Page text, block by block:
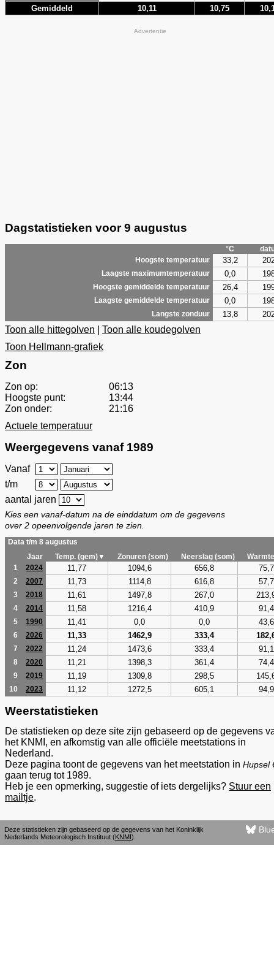
Gemiddeld 10,11 10,75
Advertentie
Dagstatistieken voor 9 augustus
°C
Hoogste temperatuur
33,2
Laagste maximumtemperatuur 0,0
Hoogste gemiddelde temperatuur 26,4
Laagste gemiddelde temperatuur 0,0
Langste zonduur 13,8
Toon alle hittegolven
Toon alle koudegolven
Toon Hellmann-grafiek
Zon
Zon op:
06:13
Hoogste punt:
13:44
Zon onder:
21:16
Actuele temperatuur
Weergegevens vanaf 1989
Vanaf
t/m
aantal jaren
Kies een vanaf-datum na de einddatum om de gegevens
over 2 opeenvolgende jaren te zien.
Data t/m 8 augustus
Jaar
Temp. (gem)▼ Zonuren (som) Neerslag (som)
1
2024 11,77 1094,6 656,8 75,7
2 2007 11,73 1114,8 616,8 57,7
3 2018 11,61 1497,8 267,0
4 2014 11,58 1216,4 410,9 91,4
5 1990 11,41 0,0 0,0 43,6
6 2026 11,33 1462,9 333,4
7 2022 11,24 1473,6 333,4 91,1
8 2020 11,21 1398,3 361,4 74,4
9 2019 11,19 1309,8 298,5
10 2023 11,12 1272,5 605,1 94,9
Weerstatistieken
De statistieken op deze site zijn gebaseerd op de gegevens
het KNMI, en afkomstig van alle officiële meetstations in
Nederland.
Deze pagina toont de gegevens van het meetstation in Hupsel
gaan terug tot 1989.
Heb je een opmerking, suggestie of iets dergelijks? Stuur een
mailtje.
Deze statistieken zijn gebaseerd op de gegevens van het Koninklijk
Nederlands Meteorologisch Instituut (KNMI).